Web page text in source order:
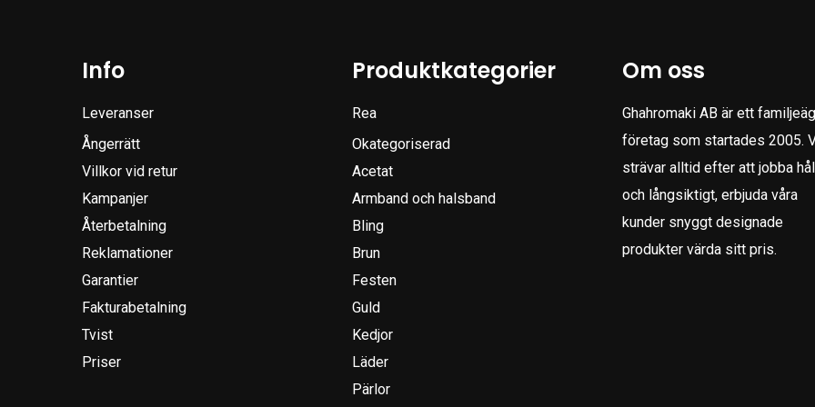
Info
Leveranser
Ångerrätt
Villkor vid retur
Kampanjer
Återbetalning
Reklamationer
Garantier
Fakturabetalning
Tvist
Priser
Produktkategorier
Rea
Okategoriserad
Acetat
Armband och halsband
Bling
Brun
Festen
Guld
Kedjor
Läder
Pärlor
Om oss
Ghahromaki AB är ett
företag som startades 2005.
strävar alltid efter att jobba
och långsiktigt, erbjuda våra
kunder snyggt designade
produkter värda sitt pris.